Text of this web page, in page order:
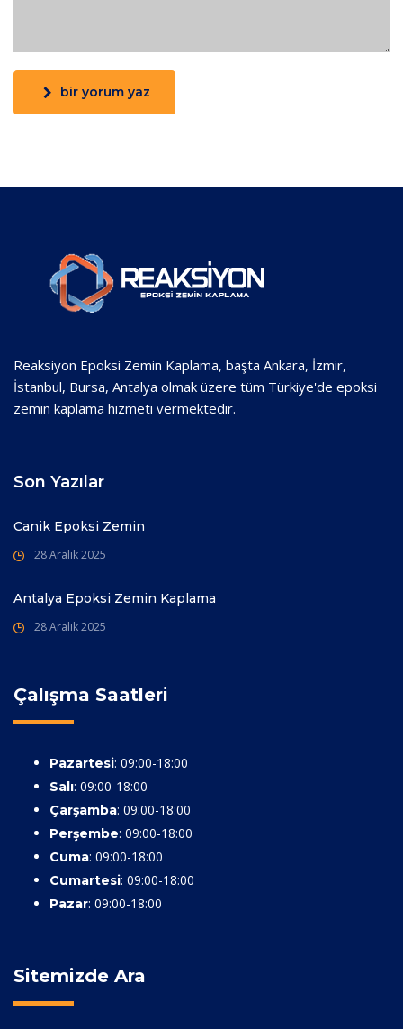
bir yorum yaz
Reaksiyon Epoksi Zemin Kaplama, başta Ankara, İzmir,
İstanbul, Bursa, Antalya olmak üzere tüm Türkiye'de epoksi
zemin kaplama hizmeti vermektedir.
Son Yazılar
Canik Epoksi Zemin
28 Aralık 2025
Antalya Epoksi Zemin Kaplama
28 Aralık 2025
Çalışma Saatleri
Pazartesi: 09:00-18:00
Salı: 09:00-18:00
Çarşamba: 09:00-18:00
Perşembe: 09:00-18:00
Cuma: 09:00-18:00
Cumartesi: 09:00-18:00
Pazar: 09:00-18:00
Sitemizde Ara